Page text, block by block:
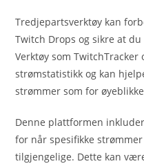
Tredjepartsverktøy kan
Twitch Drops og sikre at
Verktøy som
strømstatistikk og kan
strømmer som for
Denne plattformen
for når spesifikke
tilgjengelige. Dette kan